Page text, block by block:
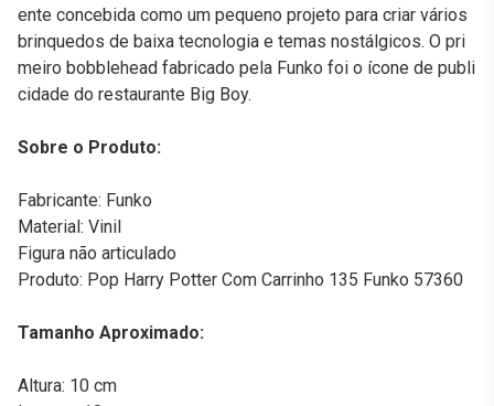
ente concebida como um pequeno projeto para criar vários
brinquedos de baixa tecnologia e temas nostálgicos. O pri
meiro bobblehead fabricado pela Funko foi o ícone de publi
cidade do restaurante Big Boy.
Sobre o Produto:
Fabricante: Funko
Material: Vinil
Figura não articulado
Produto: Pop Harry Potter Com Carrinho 135 Funko 57360
Tamanho Aproximado:
Altura: 10 cm